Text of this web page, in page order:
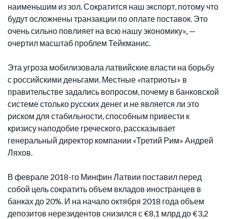
наименьшим из зол. Сократится наш экспорт, потому что
будут осложнены транзакции по оплате поставок. Это
очень сильно повлияет на всю нашу экономику», —
очертил масштаб проблем Тейкманис.
Эта угроза мобилизовала латвийские власти на борьбу
с российскими деньгами. Местные «патриоты» в
правительстве задались вопросом, почему в банковской
системе столько русских денег и не является ли это
риском для стабильности, способным привести к
кризису наподобие греческого, рассказывает
генеральный директор компании «Третий Рим» Андрей
Ляхов.
В феврале 2018-го Минфин Латвии поставил перед
собой цель сократить объем вкладов иностранцев в
банках до 20%. И на начало октября 2018 года объем
депозитов нерезидентов снизился с €8,1 млрд до €3,2